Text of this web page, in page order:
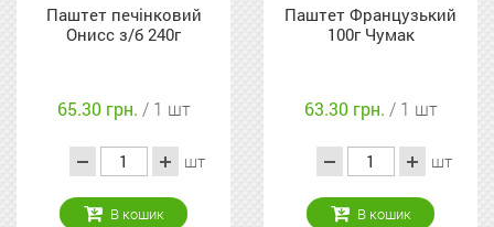
Паштет печінковий
Онисс з/б 240г
65.30 грн. / 1 шт
шт
В кошик
Паштет Французький
100г Чумак
63.30 грн. / 1 шт
шт
В кошик